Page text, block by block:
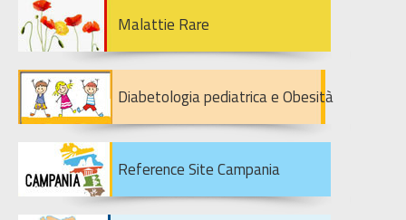
Malattie Rare
Diabetologia pediatrica e Obesità
Reference Site Campania